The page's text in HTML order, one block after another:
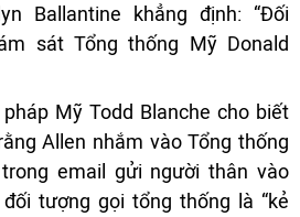
Ballantine khẳng định: “Đối
sát Tổng thống Mỹ Donald
Mỹ Todd Blanche cho biết
Allen nhắm vào Tổng thống
email gửi người thân vào
tượng gọi tổng thống là “kẻ